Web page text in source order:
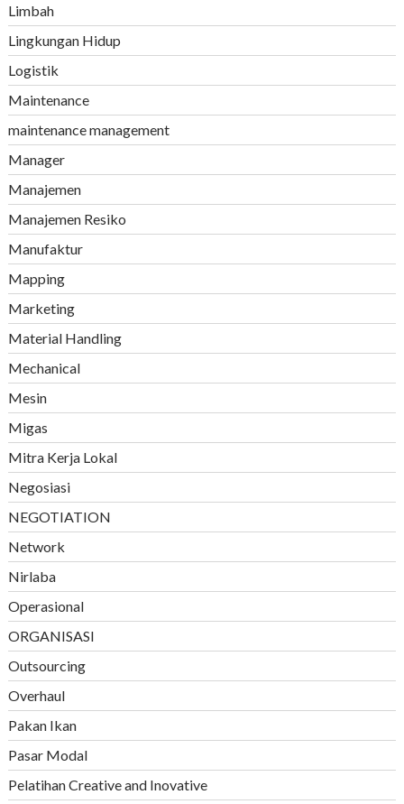
Limbah
Lingkungan Hidup
Logistik
Maintenance
maintenance management
Manager
Manajemen
Manajemen Resiko
Manufaktur
Mapping
Marketing
Material Handling
Mechanical
Mesin
Migas
Mitra Kerja Lokal
Negosiasi
NEGOTIATION
Network
Nirlaba
Operasional
ORGANISASI
Outsourcing
Overhaul
Pakan Ikan
Pasar Modal
Pelatihan Creative and Inovative